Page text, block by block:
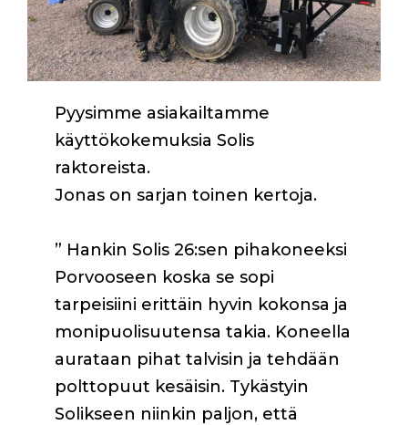
Pyysimme asiakailtamme
käyttökokemuksia Solis
raktoreista.
Jonas on sarjan toinen kertoja.
” Hankin Solis 26:sen pihakoneeksi
Porvooseen koska se sopi
tarpeisiini erittäin hyvin kokonsa ja
monipuolisuutensa takia. Koneella
aurataan pihat talvisin ja tehdään
polttopuut kesäisin. Tykästyin
Solikseen niinkin paljon, että